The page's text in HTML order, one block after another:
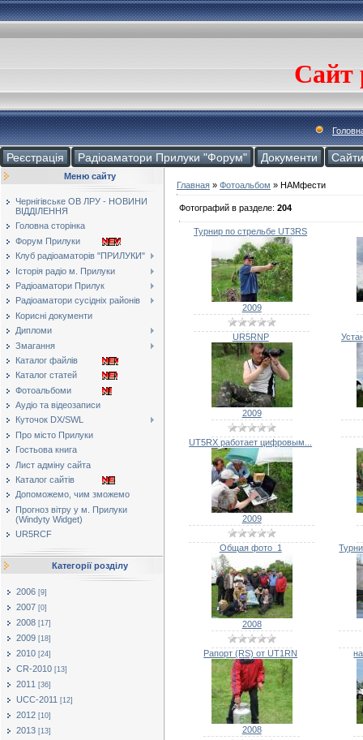
Сайт
Реєстрація Радіоаматори Прилуки "Форум" Документи Cайти
Меню сайту
Чернігівське ОВ ЛРУ - НОВИНИ
ВІДДІЛЕННЯ
Головна сторінка
Форум Прилуки
Клуб радіоаматорів "ПРИЛУКИ"
Історія радіо м. Прилуки
Радіоаматори Прилук
Радіоаматори сусідніх районів
Корисні документи
Дипломи
Змагання
Каталог файлів
Каталог статей
Фотоальбоми
Аудіо та відеозаписи
Куточок DX/SWL
Про місто Прилуки
Гостьова книга
Лист адміну сайта
Каталог сайтів
Допоможемо, чим зможемо
Прогноз вітру у м. Прилуки
(Windyty Widget)
UR5RCF
Категорії розділу
2006 [9]
2007 [0]
2008 [17]
2009 [18]
2010 [24]
CR-2010 [13]
2011 [36]
UCC-2011 [12]
2012 [10]
2013 [13]
Главная » Фотоальбом » HAMфести
Фотографий в разделе: 204
Турнир по стрельбе UT3RS
2009
UR5RNP
2009
UT5RX работает цифровым...
2009
Общая фото_1
2008
Рапорт (RS) от UT1RN
2008